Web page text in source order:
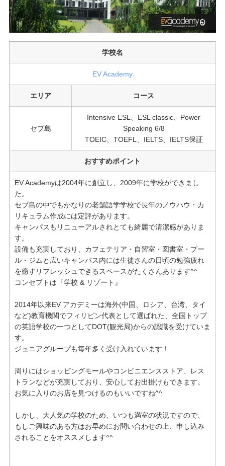
学校名
EV Academy
エリア コース
セブ島
Intensive ESL、ESL classic、Power
Speaking 6/8
TOEIC、TOEFL、IELTS、IELTS保証
おすすめポイント
EV Academyは2004年に創立し、2009年に学校ができまし
た。
セブ島の中でもかなりの老舗語学学校で長年のノウハウ・カ
リキュラム作成には定評があります。
キャンパスもリニューアルされとても綺麗で清潔感がありま
す。
設備も充実しており、カフェテリア・自習室・図書室・プー
ル・ジムと広いキャンパス内には生徒さんの日頃の勉強疲れ
を癒すリフレッシュできるスペースがたくさんあります^^
コンセプトは『学校 & リゾート』
2014年以来EV アカデミーは海外(中国、ロシア、台湾、タイ
など)教育機関でフィリピン代表として選ばれた、全国トップ
の英語学校の一つとしてDOT(観光局)からの認識を受けていま
す。
ジュニアグループも毎年多く受け入れています！
周りにはショッピングモールやコンビニエンスストア、レス
トランなどが充実しており、安心してお出掛けもできます。
お気に入りのお店を見つけるのもいいですね^^
しかし、大人気の学校のため、いつも満室の状況ですので、
もしご興味のある方はお早めにお問い合わせの上、申し込み
されることをオススメします^^